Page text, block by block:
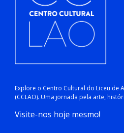
Explore o Centro Cultural do Liceu de
(CCLAO). Uma jornada pela arte,
Visite-nos hoje mesmo!